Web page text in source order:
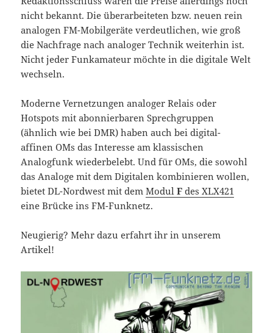
nicht bekannt. Die überarbeiteten bzw. neuen rein
analogen FM-Mobilgeräte verdeutlichen, wie groß
die Nachfrage nach analoger Technik weiterhin ist.
Nicht jeder Funkamateur möchte in die digitale Welt
wechseln.
Moderne Vernetzungen analoger Relais oder
Hotspots mit abonnierbaren Sprechgruppen
(ähnlich wie bei DMR) haben auch bei digital-
affinen OMs das Interesse am klassischen
Analogfunk wiederbelebt. Und für OMs, die sowohl
das Analoge mit dem Digitalen kombinieren wollen,
bietet DL-Nordwest mit demModulF des XLX421
eine Brücke ins FM-Funknetz.
Neugierig? Mehr dazu erfahrt ihr in unserem
Artikel!